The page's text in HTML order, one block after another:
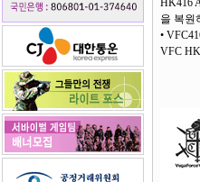
HK416
을 복원
•
VFC